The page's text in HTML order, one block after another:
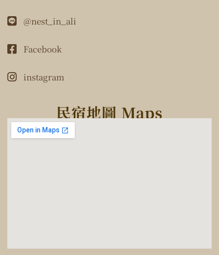
@nest_in_ali
Facebook
instagram
民宿地圖 Maps